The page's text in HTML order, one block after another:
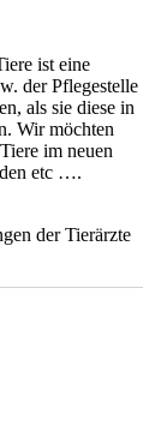
ist eine
der Pflegestelle
als sie diese in
Wir möchten
im neuen
etc ….
der Tierärzte